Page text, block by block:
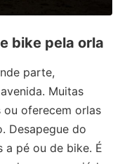
bike pela orla
parte,
Muitas
oferecem orlas
Desapegue do
a pé ou de bike. É